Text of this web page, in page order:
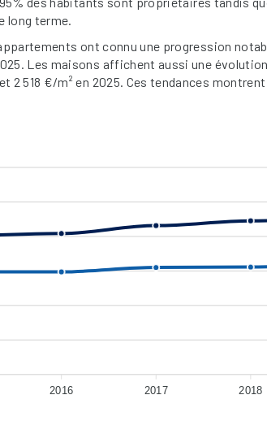
long terme.
ont connu une progression
Les maisons affichent aussi une
2 518 €/m² en 2025. Ces tendances
2016 2017 2018